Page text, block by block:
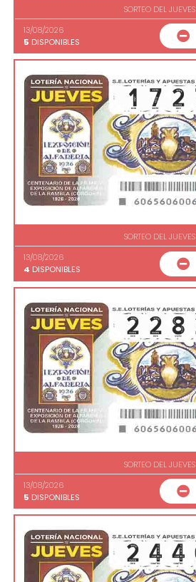
SORTEO DEL JUEVES
13/08/2026
5 DISPONIBLES
SORTEO DEL JUEVES
13/08/2026
4 DISPONIBLES
SORTEO DEL JUEVES
13/08/2026
5 DISPONIBLES